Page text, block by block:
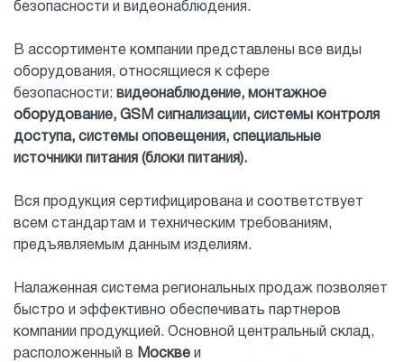
безопасности и видеонаблюдения.
В ассортименте компании представлены все виды
оборудования, относящиеся к сфере
безопасности: видеонаблюдение, монтажное
оборудование, GSM сигнализации, системы контроля
доступа, системы оповещения, специальные
источники питания (блоки питания).
Вся продукция сертифицирована и соответствует
всем стандартам и техническим требованиям,
предъявляемым данным изделиям.
Налаженная система региональных продаж позволяет
быстро и эффективно обеспечивать партнеров
компании продукцией. Основной центральный склад,
расположенный в Москве и